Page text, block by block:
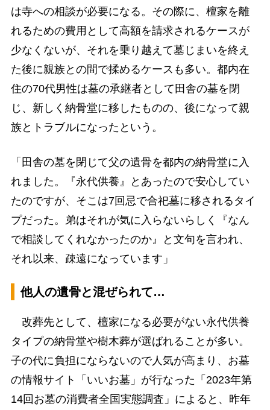
は寺への相談が必要になる。その際に、檀家を離
れるための費用として高額を請求されるケースが
少なくないが、それを乗り越えて墓じまいを終え
た後に親族との間で揉めるケースも多い。都内在
住の70代男性は墓の承継者として田舎の墓を閉
じ、新しく納骨堂に移したものの、後になって親
族とトラブルになったという。
「田舎の墓を閉じて父の遺骨を都内の納骨堂に入
れました。『永代供養』とあったので安心してい
たのですが、そこは7回忌で合祀墓に移されるタイ
プだった。弟はそれが気に入らないらしく『なん
で相談してくれなかったのか』と文句を言われ、
それ以来、疎遠になっています」
他人の遺骨と混ぜられて…
改葬先として、檀家になる必要がない永代供養
タイプの納骨堂や樹木葬が選ばれることが多い。
子の代に負担にならないので人気が高まり、お墓
の情報サイト「いいお墓」が行なった「2023年第
14回お墓の消費者全国実態調査」によると、昨年